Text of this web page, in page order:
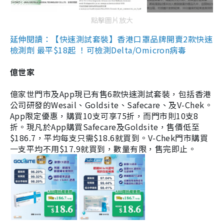
點擊圖片放大
延伸閱讀：【快速測試套裝】香港口罩品牌開賣2款快速
檢測劑 最平$18起 ！可檢測Delta/Omicron病毒
億世家
億家世門市及App現已有售6款快速測試套裝，包括香港
公司研發的Wesail、Goldsite、Safecare、及V-Chek。
App限定優惠，購買10支可享75折，而門市則10支8
折。現凡於App購買Safecare及Goldsite，售價低至
$186.7，平均每支只需$18.6就買到。V-Chek門市購買
一支平均不用$17.9就買到，數量有限，售完即止。